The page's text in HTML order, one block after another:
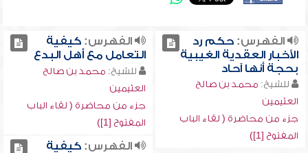
الفهرس:حكم رد
الأخبار العقدية الغيبية
بحجة أنها آحاد
للشيخ: محمد بن صالح
العثيمين
جزء من محاضرة ( لقاء الباب
المفتوح [1])
الفهرس:كيفية
التعامل مع أهل البدع
للشيخ: محمد بن صالح
العثيمين
جزء من محاضرة ( لقاء الباب
المفتوح [1])
الفهرس:كيفية